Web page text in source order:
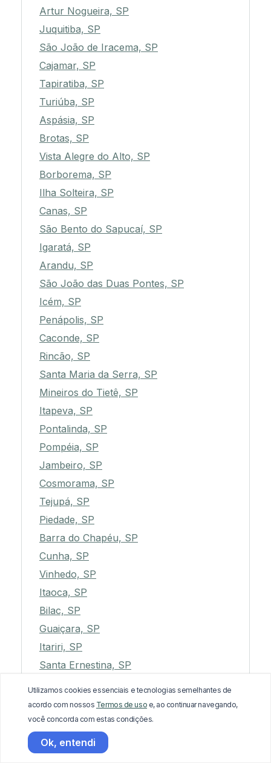
Artur Nogueira, SP
Juquitiba, SP
São João de Iracema, SP
Cajamar, SP
Tapiratiba, SP
Turiúba, SP
Aspásia, SP
Brotas, SP
Vista Alegre do Alto, SP
Borborema, SP
Ilha Solteira, SP
Canas, SP
São Bento do Sapucaí, SP
Igaratá, SP
Arandu, SP
São João das Duas Pontes, SP
Icém, SP
Penápolis, SP
Caconde, SP
Rincão, SP
Santa Maria da Serra, SP
Mineiros do Tietê, SP
Itapeva, SP
Pontalinda, SP
Pompéia, SP
Jambeiro, SP
Cosmorama, SP
Tejupá, SP
Piedade, SP
Barra do Chapéu, SP
Cunha, SP
Vinhedo, SP
Itaoca, SP
Bilac, SP
Guaiçara, SP
Itariri, SP
Santa Ernestina, SP
Estrela do Norte, SP
Pirapora do Bom Jesus, SP
Paranapuã, SP
São Luiz do Paraitinga, SP
Utilizamos cookies essenciais e tecnologias semelhantes de
acordo com nossos Termos de uso e, ao continuar navegando,
você concorda com estas condições.
Ok, entendi